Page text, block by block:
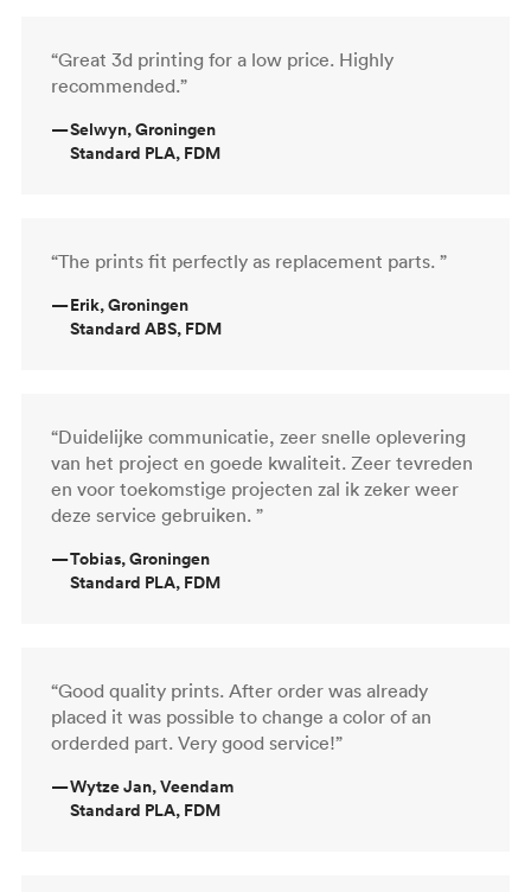
“Great 3d printing for a low price. Highly
recommended.”
—Selwyn, Groningen
Standard PLA, FDM
“The prints fit perfectly as replacement parts. ”
—Erik, Groningen
Standard ABS, FDM
“Duidelijke communicatie, zeer snelle oplevering
van het project en goede kwaliteit. Zeer tevreden
en voor toekomstige projecten zal ik zeker weer
deze service gebruiken. ”
—Tobias, Groningen
Standard PLA, FDM
“Good quality prints. After order was already
placed it was possible to change a color of an
orderded part. Very good service!”
—Wytze Jan, Veendam
Standard PLA, FDM